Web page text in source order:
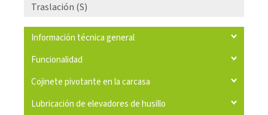
Traslación (S)
Información técnica general
Funcionalidad
Cojinete pivotante en la carcasa
Lubricación de elevadores de husillo